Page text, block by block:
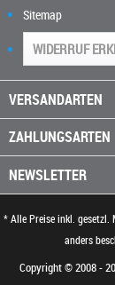
Sitemap
WIDERRUF
VERSANDARTEN
ZAHLUNGSARTEN
NEWSLETTER
* Alle Preise inkl. gesetzl.
anders
Copyright © 2008 -